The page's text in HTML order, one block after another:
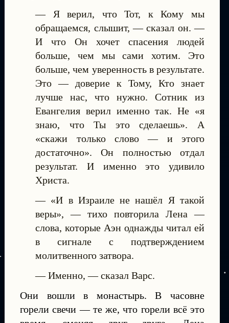
— Я верил, что Тот, к Кому мы
обращаемся, слышит, — сказал он. —
И что Он хочет спасения людей
больше, чем мы сами хотим. Это
больше, чем уверенность в результате.
Это — доверие к Тому, Кто знает
лучше нас, что нужно. Сотник из
Евангелия верил именно так. Не «я
знаю, что Ты это сделаешь». А
«скажи только слово — и этого
достаточно». Он полностью отдал
результат. И именно это удивило
Христа.
— «И в Израиле не нашёл Я такой
веры», — тихо повторила Лена —
слова, которые Аэн однажды читал ей
в сигнале с подтверждением
молитвенного затвора.
— Именно, — сказал Варс.
Они вошли в монастырь. В часовне
горели свечи — те же, что горели всё это